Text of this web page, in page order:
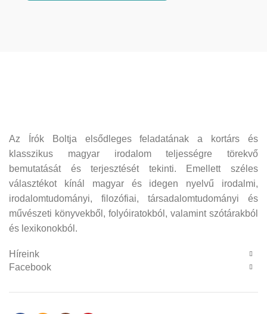
Az Írók Boltja elsődleges feladatának a kortárs és
klasszikus magyar irodalom teljességre törekvő
bemutatását és terjesztését tekinti. Emellett széles
választékot kínál magyar és idegen nyelvű irodalmi,
irodalomtudományi, filozófiai, társadalomtudományi és
művészeti könyvekből, folyóiratokból, valamint szótárakból
és lexikonokból.
Híreink
Facebook